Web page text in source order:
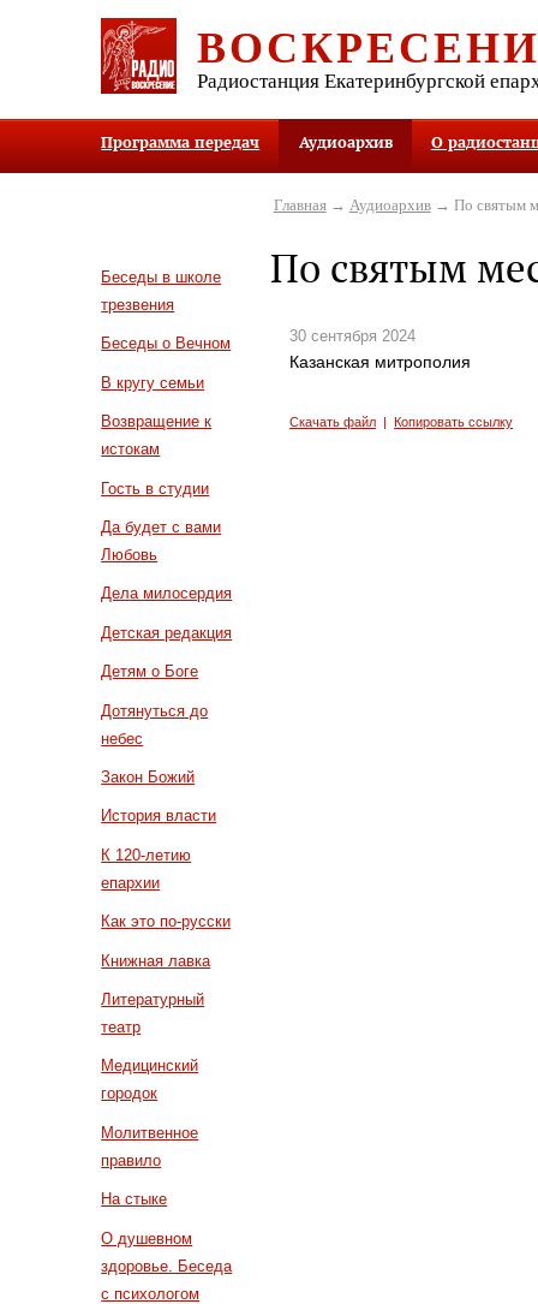
Радиостанция Екатеринбургской
Программа передач Аудиоархив О
Беседы в школе
трезвения
Беседы о Вечном
В кругу семьи
Возвращение к
истокам
Гость в студии
Да будет с вами
Любовь
Дела милосердия
Детская редакция
Детям о Боге
Дотянуться до
небес
Закон Божий
История власти
К 120-летию
епархии
Как это по-русски
Книжная лавка
Литературный
театр
Медицинский
городок
Молитвенное
правило
На стыке
О душевном
здоровье. Беседа
с психологом
Главная→ Аудиоархив→ По святым
По святым
30 сентября 2024
Казанская митрополия
Скачать файл |Копировать ссылку